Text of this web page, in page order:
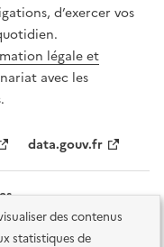
des contenus
statistiques de
d’exercer vos
légale et
avec les
data.gouv.fr